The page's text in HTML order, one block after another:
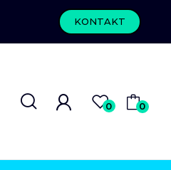
KONTAKT
0 0